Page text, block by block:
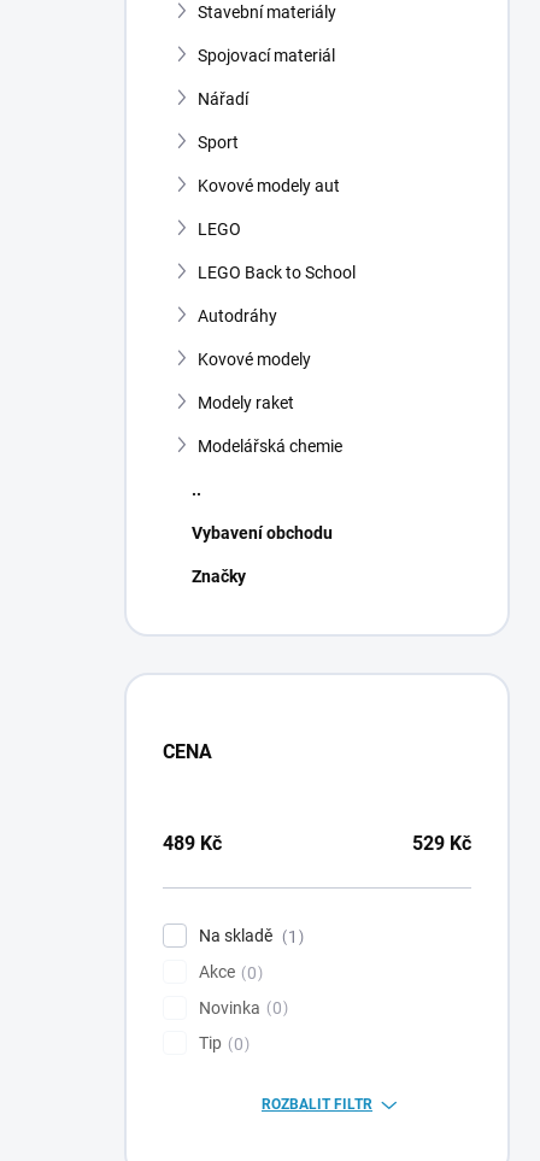
Stavební materiály
Spojovací materiál
Nářadí
Sport
Kovové modely aut
LEGO
LEGO Back to School
Autodráhy
Kovové modely
Modely raket
Modelářská chemie
..
Vybavení obchodu
Značky
CENA
489 Kč 529 Kč
Na skladě
1
Akce
0
Novinka
0
Tip
0
ROZBALIT FILTR